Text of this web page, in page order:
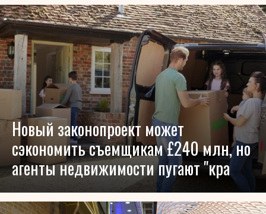
Новый законопроект может
сэкономить съемщикам £240 млн, но
агенты недвижимости пугают "кра